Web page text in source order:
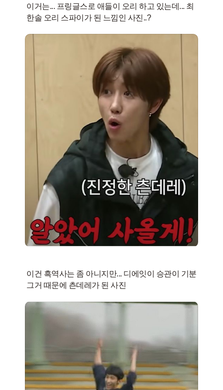
이거는... 프링글스로 애들이 오리 하고 있는데... 최
한솔 오리 스파이가 된 느낌인 사진..?
이건 흑역사는 좀 아니지만... 디에잇이 승관이 기분